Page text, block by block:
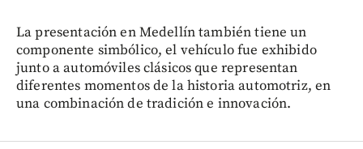
La presentación en Medellín también tiene un
componente simbólico, el vehículo fue exhibido
junto a automóviles clásicos que representan
diferentes momentos de la historia automotriz, en
una combinación de tradición e innovación.